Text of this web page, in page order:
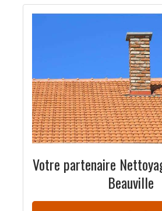
Votre partenaire
Beauville